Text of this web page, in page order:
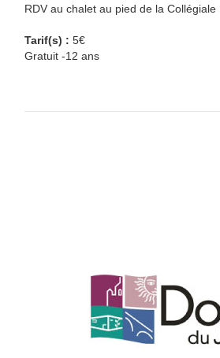
RDV au chalet au pied de la Collégiale
Tarif(s) : 5€
Gratuit -12 ans